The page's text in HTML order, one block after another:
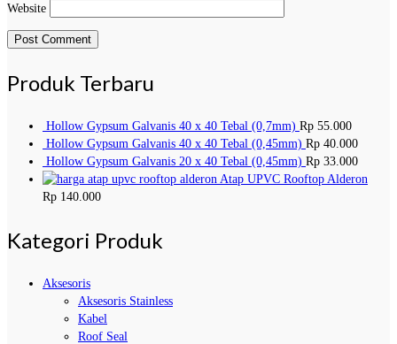
Website
Produk Terbaru
Hollow Gypsum Galvanis 40 x 40 Tebal (0,7mm) Rp 55.000
Hollow Gypsum Galvanis 40 x 40 Tebal (0,45mm) Rp 40.000
Hollow Gypsum Galvanis 20 x 40 Tebal (0,45mm) Rp 33.000
Atap UPVC Rooftop Alderon
Rp 140.000
Kategori Produk
Aksesoris
Aksesoris Stainless
Kabel
Roof Seal